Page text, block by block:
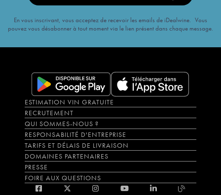
En vous inscrivant, vous acceptez de recevoir les emails de iDealwine. Vous
pouvez vous désabonner à tout moment via le lien présent dans chaque message.
ESTIMATION VIN GRATUITE
RECRUTEMENT
QUI SOMMES-NOUS ?
RESPONSABILITÉ D'ENTREPRISE
TARIFS ET DÉLAIS DE LIVRAISON
DOMAINES PARTENAIRES
PRESSE
FOIRE AUX QUESTIONS